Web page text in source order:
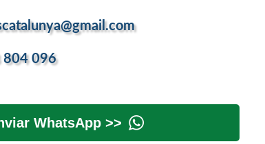
804 096
WhatsApp >>